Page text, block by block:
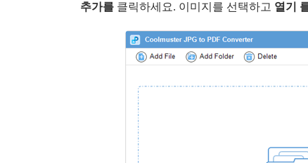
추가를 클릭하세요. 이미지를 선택하고 열기